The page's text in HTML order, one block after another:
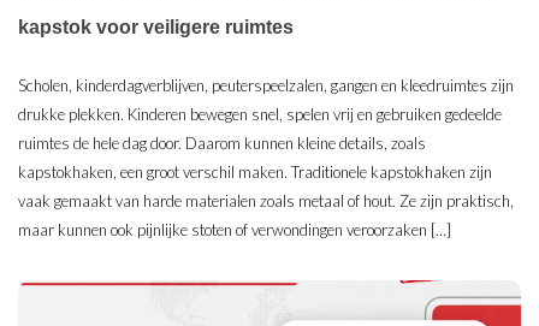
kapstok voor veiligere ruimtes
Scholen, kinderdagverblijven, peuterspeelzalen, gangen en kleedruimtes zijn
drukke plekken. Kinderen bewegen snel, spelen vrij en gebruiken gedeelde
ruimtes de hele dag door. Daarom kunnen kleine details, zoals
kapstokhaken, een groot verschil maken. Traditionele kapstokhaken zijn
vaak gemaakt van harde materialen zoals metaal of hout. Ze zijn praktisch,
maar kunnen ook pijnlijke stoten of verwondingen veroorzaken […]